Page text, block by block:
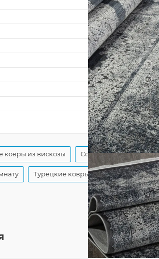
?
?
ковры из вискозы Современные серые
Турецкие ковры из вискозы